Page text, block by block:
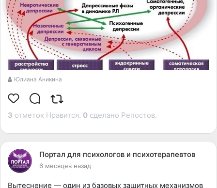
Юлиана Аникина
3 отметок Нравится. 0 сделано Репостов.
Портал для психологов и психотерапевтов
6 месяцев назад
Вытеснение — один из базовых защитных механизмов